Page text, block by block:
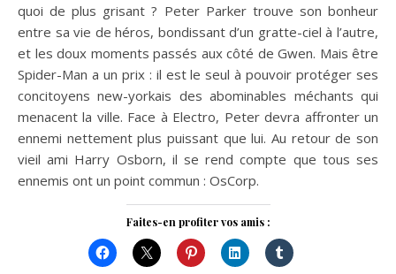
quoi de plus grisant ? Peter Parker trouve son bonheur
entre sa vie de héros, bondissant d’un gratte-ciel à l’autre,
et les doux moments passés aux côté de Gwen. Mais être
Spider-Man a un prix : il est le seul à pouvoir protéger ses
concitoyens new-yorkais des abominables méchants qui
menacent la ville. Face à Electro, Peter devra affronter un
ennemi nettement plus puissant que lui. Au retour de son
vieil ami Harry Osborn, il se rend compte que tous ses
ennemis ont un point commun : OsCorp.
Faites-en profiter vos amis :